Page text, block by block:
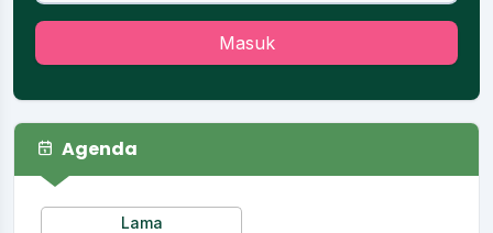
Masuk
Agenda
Lama